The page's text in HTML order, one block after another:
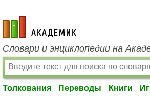
academic.ru
Словари и энциклопедии на
Толкования Переводы Книги